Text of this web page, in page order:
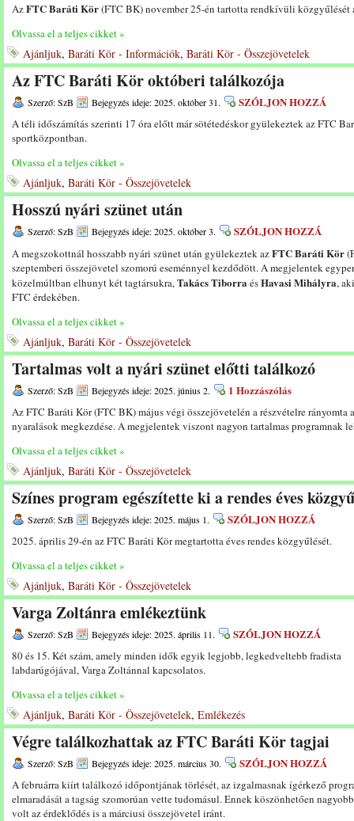
AzFTC Baráti Kör(FTC BK) november 25-én tartotta rendkívüli
Olvassa el a teljes cikket »
Ajánljuk, Baráti Kör - Információk, Baráti Kör - Összejövetelek
Az FTC Baráti Kör októberi találkozója
Szerző: SzB Bejegyzés ideje: 2025. október 31. SZÓLJON HOZZÁ
A téli időszámítás szerinti 17 óra előtt már sötétedéskor gyülekeztek az FTC
sportközpontban.
Olvassa el a teljes cikket »
Ajánljuk, Baráti Kör - Összejövetelek
Hosszú nyári szünet után
Szerző: SzB Bejegyzés ideje: 2025. október 3. SZÓLJON HOZZÁ
A megszokottnál hosszabb nyári szünet után gyülekeztek azFTC Baráti Kör
szeptemberi összejövetel szomorú eseménnyel kezdődött. A megjelentek
közelmúltban elhunyt két tagtársukra,Takács Tiborra ésHavasi Mihályra,
FTC érdekében.
Olvassa el a teljes cikket »
Ajánljuk, Baráti Kör - Összejövetelek
Tartalmas volt a nyári szünet előtti találkozó
Szerző: SzB Bejegyzés ideje: 2025. június 2. 1 Hozzászólás
Az FTC Baráti Kör (FTC BK) május végi összejövetelén a részvételre rányomta
nyaralások megkezdése. A megjelentek viszont nagyon tartalmas programnak
Olvassa el a teljes cikket »
Ajánljuk, Baráti Kör - Összejövetelek
Színes program egészítette ki a rendes éves
Szerző: SzB Bejegyzés ideje: 2025. május 1. SZÓLJON HOZZÁ
2025. április 29-én az FTC Baráti Kör megtartotta éves rendes közgyűlését.
Olvassa el a teljes cikket »
Ajánljuk, Baráti Kör - Összejövetelek
Varga Zoltánra emlékeztünk
Szerző: SzB Bejegyzés ideje: 2025. április 11. SZÓLJON HOZZÁ
80 és 15. Két szám, amely minden idők egyik legjobb, legkedveltebb fradista
labdarúgójával, Varga Zoltánnal kapcsolatos.
Olvassa el a teljes cikket »
Ajánljuk, Baráti Kör - Összejövetelek, Emlékezés
Végre találkozhattak az FTC Baráti Kör tagjai
Szerző: SzB Bejegyzés ideje: 2025. március 30. SZÓLJON HOZZÁ
A februárra kiírt találkozó időpontjának törlését, az izgalmasnak ígérkező
elmaradását a tagság szomorúan vette tudomásul. Ennek köszönhetően nagyobb
volt az érdeklődés is a márciusi összejövetel iránt.